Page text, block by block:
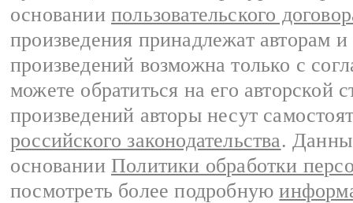
основании пользовательского
произведения принадлежат авторам
произведений возможна только с
можете обратиться на его авторской
произведений авторы несут
российского законодательства.
основании Политики обработки
посмотреть более подробную